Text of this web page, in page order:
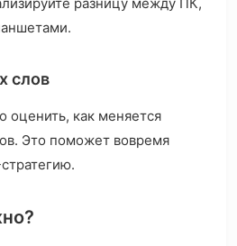
слов
как меняется
Это поможет вовремя